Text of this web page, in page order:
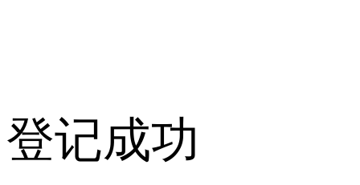
登记成功